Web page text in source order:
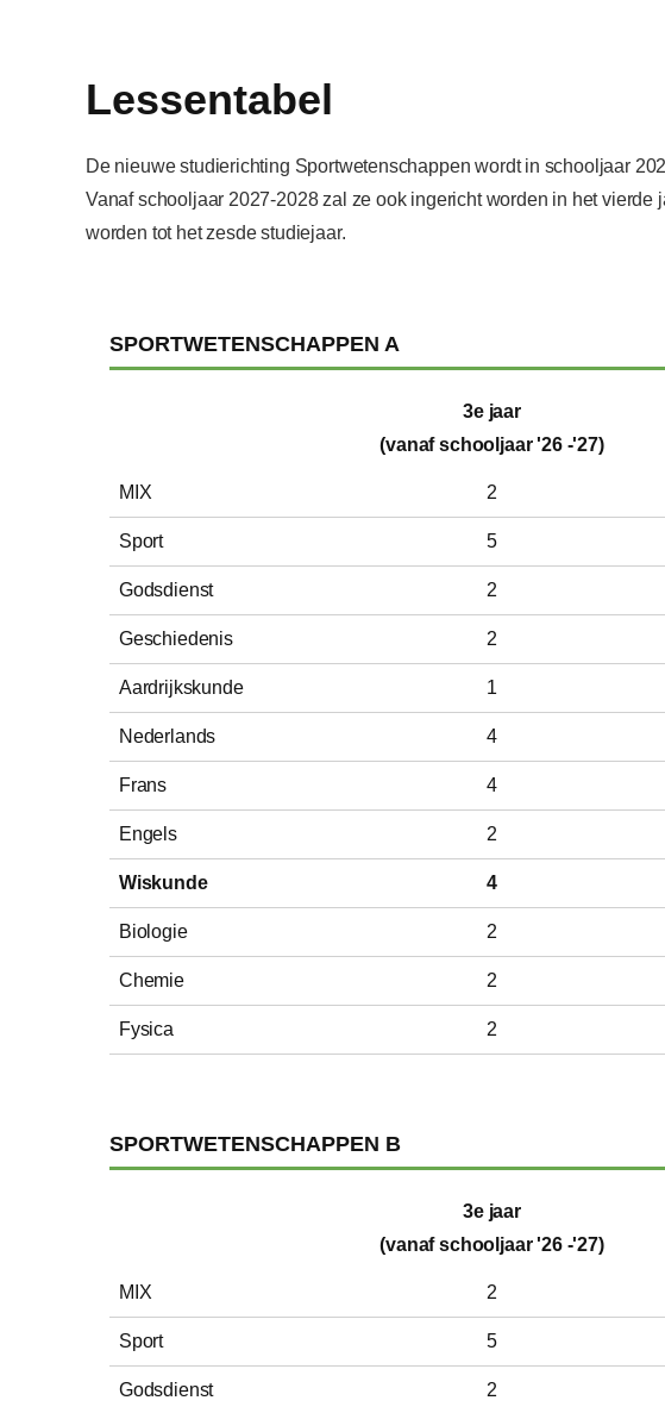
Lessentabel
De nieuwe studierichting Sportwetenschappen wordt in schooljaar
Vanaf schooljaar 2027-2028 zal ze ook ingericht worden in het vierde
worden tot het zesde studiejaar.
SPORTWETENSCHAPPEN A
3e jaar
(vanaf schooljaar '26 -'27)
MIX 2
Sport 5
Godsdienst 2
Geschiedenis 2
Aardrijkskunde 1
Nederlands 4
Frans 4
Engels 2
Wiskunde 4
Biologie 2
Chemie 2
Fysica 2
SPORTWETENSCHAPPEN B
3e jaar
(vanaf schooljaar '26 -'27)
MIX 2
Sport 5
Godsdienst 2